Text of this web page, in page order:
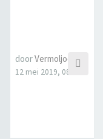
doorVermoljoen
12 mei 2019, 08:48